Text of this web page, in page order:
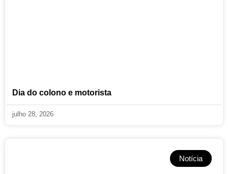
Dia do colono e motorista
julho 28, 2026
Notícia